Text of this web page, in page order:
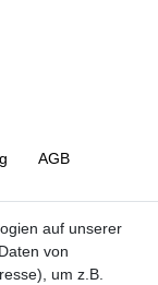
AGB
auf unserer
von
um z.B.